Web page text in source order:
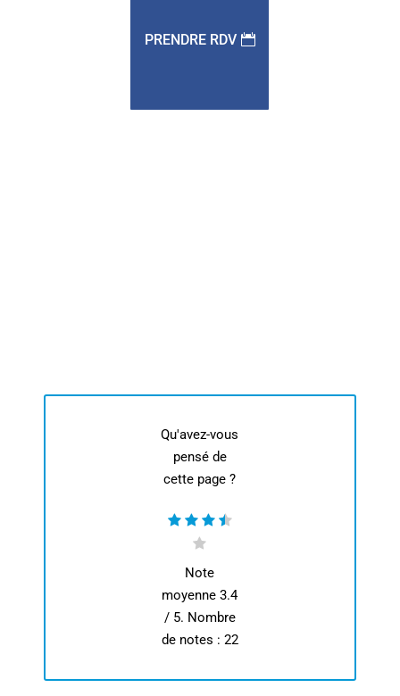
PRENDRE RDV
Qu'avez-vous
pensé de
cette page ?
Note
moyenne3.4
/ 5. Nombre
de notes : 22